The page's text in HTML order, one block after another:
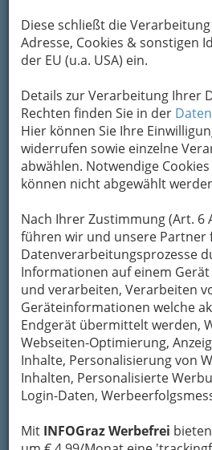
Diese schließt die
Adresse, Cookies & sonstigen
der EU (u.a. USA) ein.
Details zur Verarbeitung Ihrer
Rechten finden Sie in der
Hier können Sie Ihre
widerrufen sowie einzelne
abwählen. Notwendige
können nicht abgewählt
Nach Ihrer Zustimmung (Art. 6
führen wir und unsere Partner
Datenverarbeitungsprozesse
Informationen auf einem
und verarbeiten, Verarbeiten
Geräteinformationen welche
Endgerät übermittelt werden,
Webseiten-Optimierung,
Inhalte, Personalisierung von
Inhalten, Personalisierte
Login-Daten,
Mit INFOGraz Werbefrei
Adresse mit Google Maps
Kontaktaufnahme
Um die Info-Graz Firmen
bewahren, verwenden wir an
Übermittlung Ihrer
Formular. Ihre Nachricht
Absenden umgehend
weitergeleitet.
Mein Name
Meine Email Adresse
Mein Betreff
Meine Nachricht